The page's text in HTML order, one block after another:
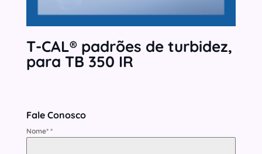
T-CAL® padrões de turbidez,
para TB 350 IR
Fale Conosco
Nome* *